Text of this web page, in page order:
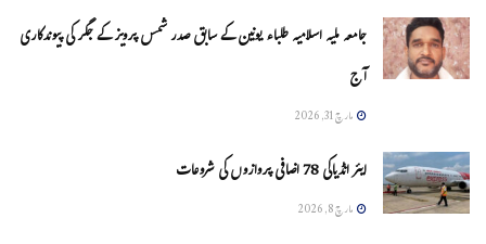
جامعہ ملیہ اسلامیہ طلباء یونین کے سابق صدر شمس پرویز کے جگر کی پیوندکاری
آج
مارچ 31, 2026
ایئر انڈیاکی 78 اضافی پروازوں کی شروعات
مارچ 8, 2026